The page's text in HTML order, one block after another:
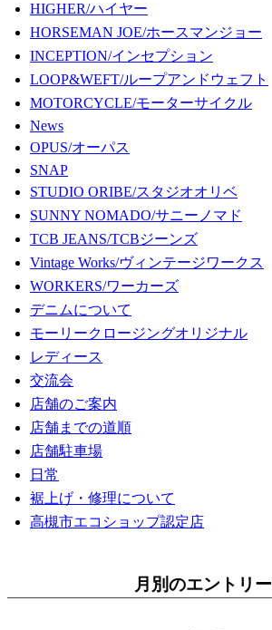
HIGHER/ハイヤー
HORSEMAN JOE/ホースマンジョー
INCEPTION/インセプション
LOOP&WEFT/ループアンドウェフト
MOTORCYCLE/モーターサイクル
News
OPUS/オーパス
SNAP
STUDIO ORIBE/スタジオオリベ
SUNNY NOMADO/サニーノマド
TCB JEANS/TCBジーンズ
Vintage Works/ヴィンテージワークス
WORKERS/ワーカーズ
デニムについて
モーリークロージングオリジナル
レディース
交流会
店舗のご案内
店舗までの道順
店舗駐車場
日常
裾上げ・修理について
高槻市エコショップ認定店
月別のエントリー